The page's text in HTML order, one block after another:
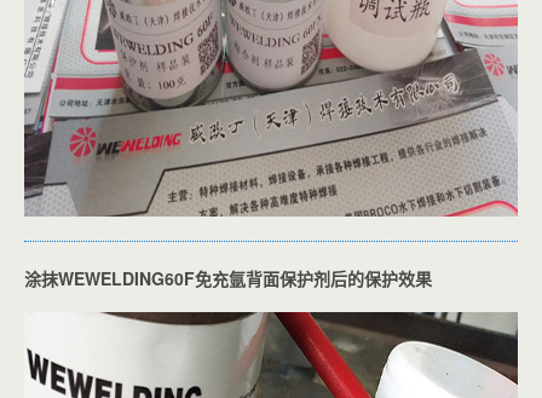
涂抹WEWELDING60F免充氩背面保护剂后的保护效果